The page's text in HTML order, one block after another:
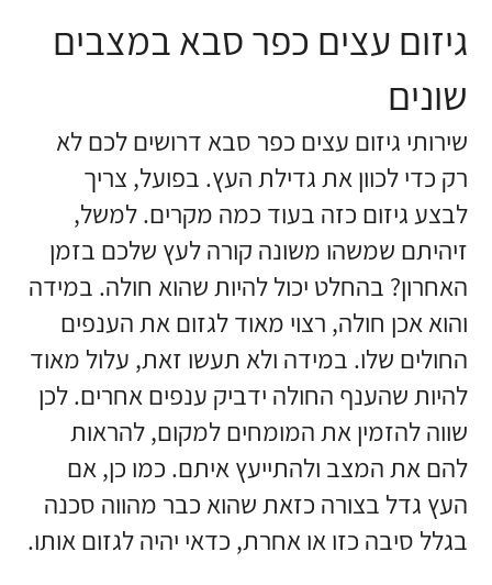
גיזום עצים כפר סבא במצבים
שונים
שירותי גיזום עצים כפר סבא דרושים לכם לא
רק כדי לכוון את גדילת העץ. בפועל, צריך
לבצע גיזום כזה בעוד כמה מקרים. למשל,
זיהיתם שמשהו משונה קורה לעץ שלכם בזמן
האחרון? בהחלט יכול להיות שהוא חולה. במידה
והוא אכן חולה, רצוי מאוד לגזום את הענפים
החולים שלו. במידה ולא תעשו זאת, עלול מאוד
להיות שהענף החולה ידביק ענפים אחרים. לכן
שווה להזמין את המומחים למקום, להראות
להם את המצב ולהתייעץ איתם. כמו כן, אם
העץ גדל בצורה כזאת שהוא כבר מהווה סכנה
בגלל סיבה כזו או אחרת, כדאי יהיה לגזום אותו.